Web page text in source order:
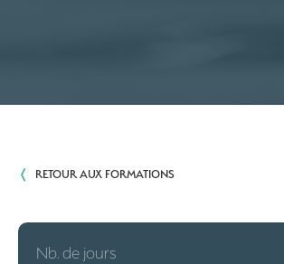
❬ RETOUR AUX FORMATIONS
Nb. de jours